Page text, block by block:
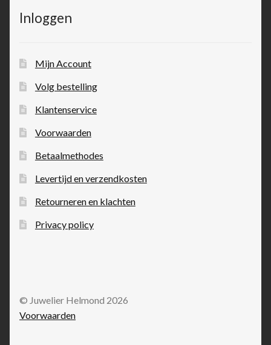
Inloggen
Mijn Account
Volg bestelling
Klantenservice
Voorwaarden
Betaalmethodes
Levertijd en verzendkosten
Retourneren en klachten
Privacy policy
© Juwelier Helmond 2026
Voorwaarden